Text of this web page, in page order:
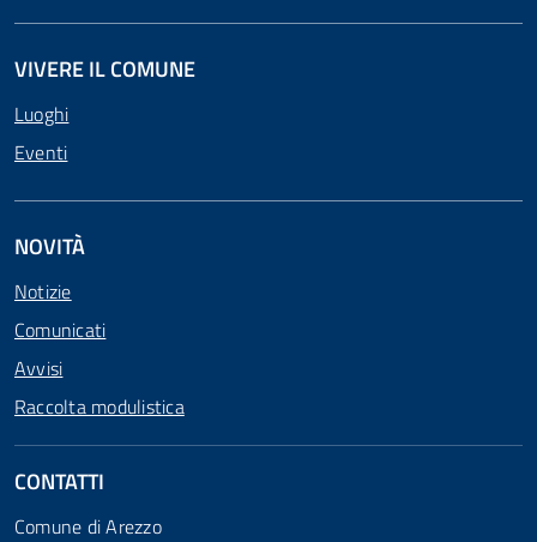
VIVERE IL COMUNE
Luoghi
Eventi
NOVITÀ
Notizie
Comunicati
Avvisi
Raccolta modulistica
CONTATTI
Comune di Arezzo